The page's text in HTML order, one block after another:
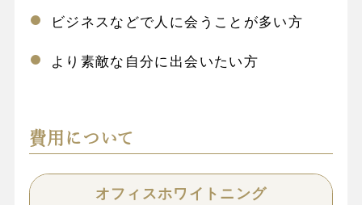
ビジネスなどで人に会うことが多い方
より素敵な自分に出会いたい方
費用について
オフィスホワイトニング